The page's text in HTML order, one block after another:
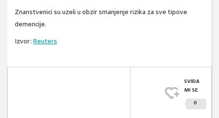
Znanstvenici su uzeli u obzir smanjenje rizika za sve tipove
demencije.
Izvor: Reuters
SVIĐA
MI SE
0